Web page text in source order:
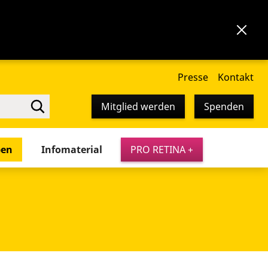
Presse Kontakt
Mitglied werden Spenden
Infomaterial PRO RETINA +